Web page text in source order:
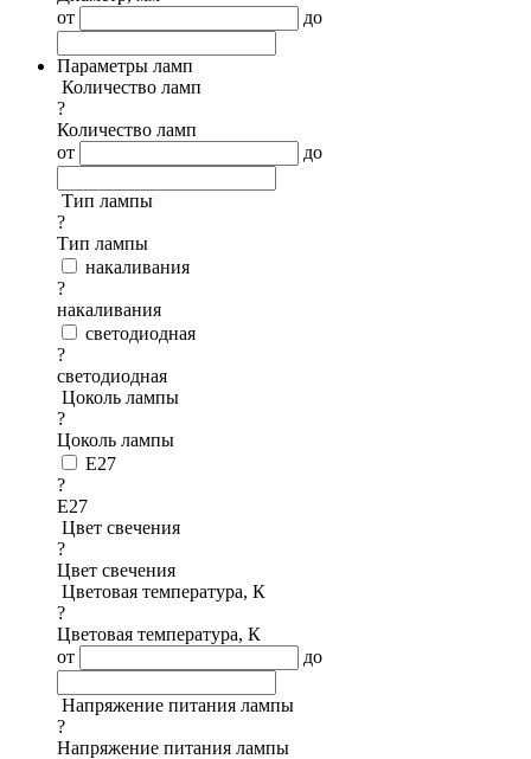
от
до
Параметры ламп
Количество ламп
?
Количество ламп
от
до
Тип лампы
?
Тип лампы
накаливания
?
накаливания
светодиодная
?
светодиодная
Цоколь лампы
?
Цоколь лампы
E27
?
E27
Цвет свечения
?
Цвет свечения
Цветовая температура, К
?
Цветовая температура, К
от
до
Напряжение питания лампы
?
Напряжение питания лампы